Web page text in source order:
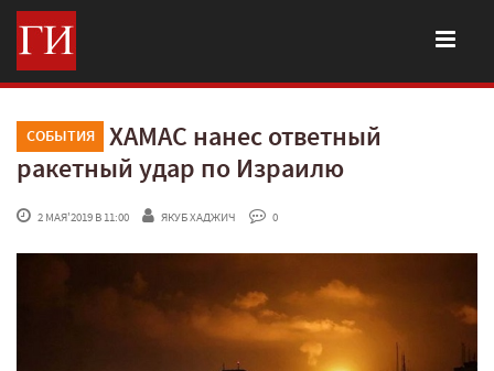
СОБЫТИЯ
ХАМАС нанес ответный
ракетный удар по Израилю
2 МАЯ'2019 В 11:00 ЯКУБ ХАДЖИЧ 0